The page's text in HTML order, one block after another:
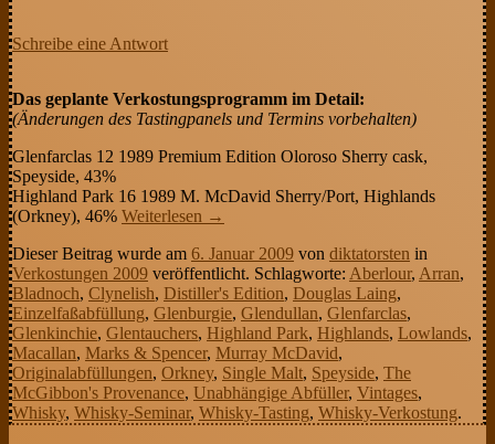
Schreibe eine Antwort
Das geplante Verkostungsprogramm im Detail:
(Änderungen des Tastingpanels und Termins vorbehalten)
Glenfarclas 12 1989 Premium Edition Oloroso Sherry cask,
Speyside, 43%
Highland Park 16 1989 M. McDavid Sherry/Port, Highlands
(Orkney), 46% Weiterlesen →
Dieser Beitrag wurde am 6. Januar 2009 von diktatorsten in
Verkostungen 2009 veröffentlicht. Schlagworte: Aberlour, Arran,
Bladnoch, Clynelish, Distiller's Edition, Douglas Laing,
Einzelfaßabfüllung, Glenburgie, Glendullan, Glenfarclas,
Glenkinchie, Glentauchers, Highland Park, Highlands, Lowlands,
Macallan, Marks & Spencer, Murray McDavid,
Originalabfüllungen, Orkney, Single Malt, Speyside, The
McGibbon's Provenance, Unabhängige Abfüller, Vintages,
Whisky, Whisky-Seminar, Whisky-Tasting, Whisky-Verkostung.